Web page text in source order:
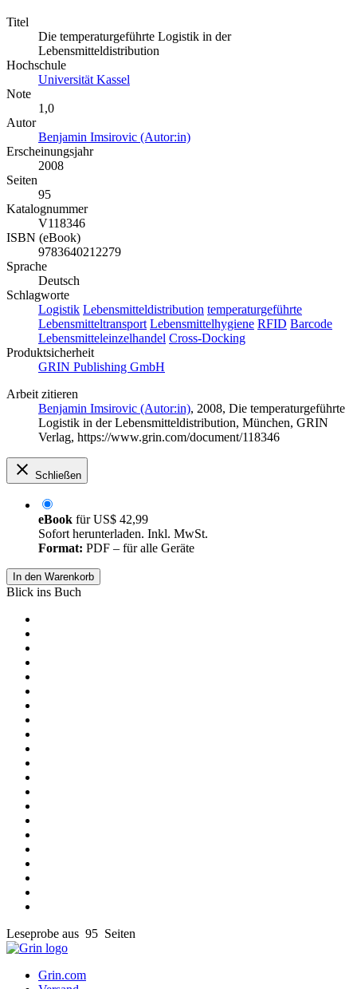
Titel
Die temperaturgeführte Logistik in der
Lebensmitteldistribution
Hochschule
Universität Kassel
Note
1,0
Autor
Benjamin Imsirovic (Autor:in)
Erscheinungsjahr
2008
Seiten
95
Katalognummer
V118346
ISBN (eBook)
9783640212279
Sprache
Deutsch
Schlagworte
Logistik Lebensmitteldistribution temperaturgeführte
Lebensmitteltransport Lebensmittelhygiene RFID Barcode
Lebensmitteleinzelhandel Cross-Docking
Produktsicherheit
GRIN Publishing GmbH
Arbeit zitieren
Benjamin Imsirovic (Autor:in), 2008, Die temperaturgeführte
Logistik in der Lebensmitteldistribution, München, GRIN
Verlag, https://www.grin.com/document/118346
Schließen
eBook fürUS$ 42,99
Sofort herunterladen. Inkl. MwSt.
Format: PDF – für alle Geräte
In den Warenkorb
Blick ins Buch
Leseprobe aus 95 Seiten
Grin.com